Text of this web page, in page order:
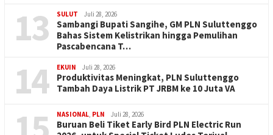
13 SULUT Juli 28, 2026
Sambangi Bupati Sangihe, GM PLN Suluttenggo
Bahas Sistem Kelistrikan hingga Pemulihan
Pascabencana T…
14 EKUIN Juli 28, 2026
Produktivitas Meningkat, PLN Suluttenggo
Tambah Daya Listrik PT JRBM ke 10 Juta VA
NASIONAL, PLN Juli 28, 2026
Buruan Beli Tiket Early Bird PLN Electric Run